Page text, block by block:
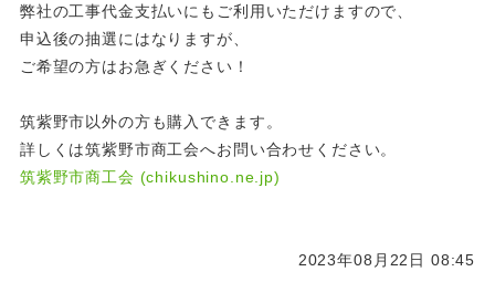
弊社の工事代金支払いにもご利用いただけますので、
申込後の抽選にはなりますが、
ご希望の方はお急ぎください！
筑紫野市以外の方も購入できます。
詳しくは筑紫野市商工会へお問い合わせください。
筑紫野市商工会 (chikushino.ne.jp)
2023年08月22日 08:45